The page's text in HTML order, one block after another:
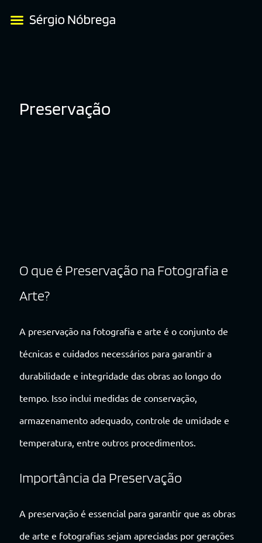
Preservação
O que é Preservação na Fotografia e
Arte?
A preservação na fotografia e arte é o conjunto de
técnicas e cuidados necessários para garantir a
durabilidade e integridade das obras ao longo do
tempo. Isso inclui medidas de conservação,
armazenamento adequado, controle de umidade e
temperatura, entre outros procedimentos.
Importância da Preservação
A preservação é essencial para garantir que as obras
de arte e fotografias sejam apreciadas por gerações